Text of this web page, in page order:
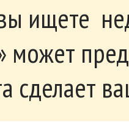
ищете
может
сделает